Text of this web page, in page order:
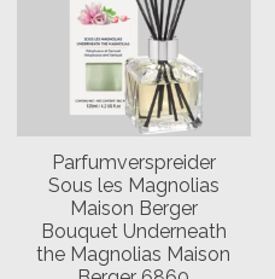
Parfumverspreider
Sous les Magnolias
Maison Berger
Bouquet Underneath
the Magnolias Maison